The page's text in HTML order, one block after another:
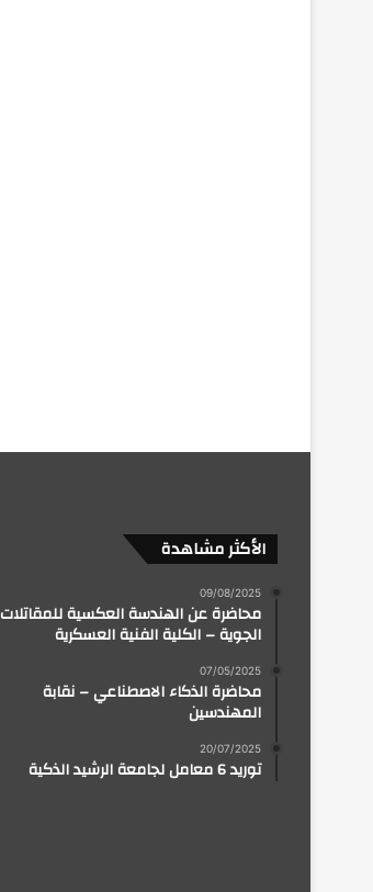
الأكثر مشاهدة
09/08/2025
محاضرة عن الهندسة العكسية للمقاتلات
الجوية – الكلية الفنية العسكرية
07/05/2025
محاضرة الذكاء الاصطناعي – نقابة
المهندسين
20/07/2025
توريد 6 معامل لجامعة الرشيد الذكية